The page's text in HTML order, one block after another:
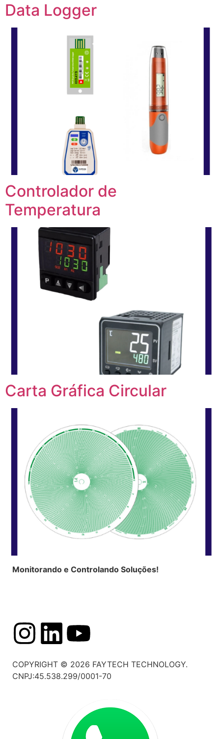
Data Logger
Controlador de
Temperatura
Carta Gráfica Circular
Monitorando e Controlando Soluções!
COPYRIGHT © 2026 FAYTECH TECHNOLOGY.
CNPJ:45.538.299/0001-70